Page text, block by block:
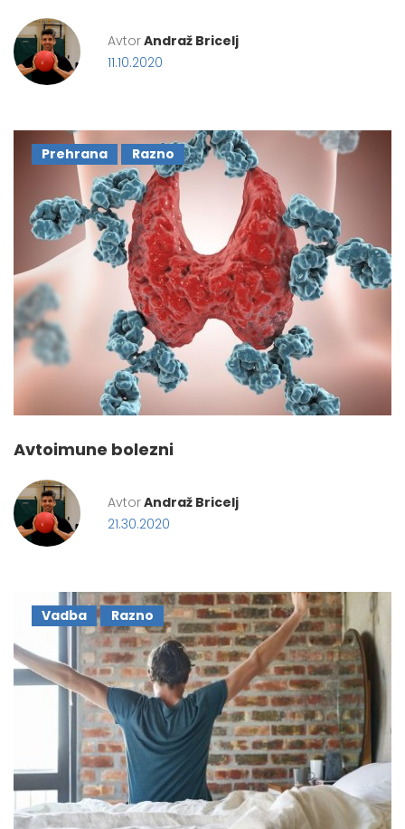
AvtorAndraž Bricelj
11.10.2020
Prehrana Razno
Avtoimune bolezni
AvtorAndraž Bricelj
21.30.2020
Vadba Razno